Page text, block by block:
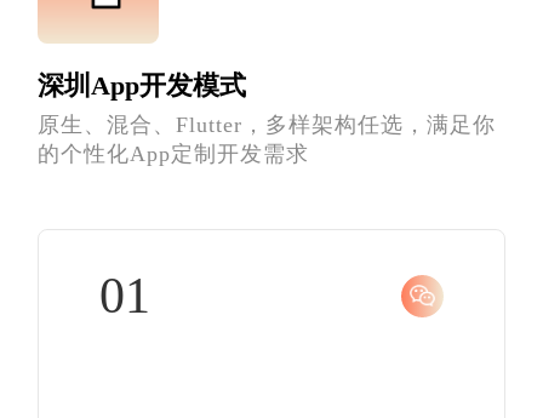
深圳App开发模式
原生、混合、Flutter，多样架构任选，满足你
的个性化App定制开发需求
01